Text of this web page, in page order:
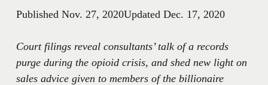
Published Nov. 27, 2020Updated Dec. 17, 2020
Court filings reveal consultants’ talk of a records
purge during the opioid crisis, and shed new light on
sales advice given to members of the billionaire